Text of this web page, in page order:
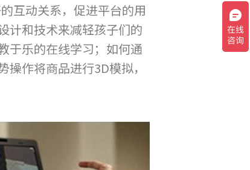
互动关系，促进平台的用
计和技术来减轻孩子们的
于乐的在线学习；如何通
作将商品进行3D模拟，